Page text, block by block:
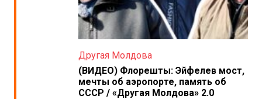
Другая Молдова
(ВИДЕО) Флорешты: Эйфелев мост,
мечты об аэропорте, память об
СССР / «Другая Молдова» 2.0